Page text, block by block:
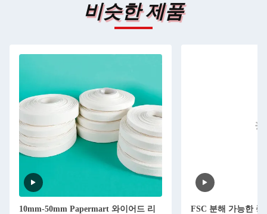
비슷한 제품
10mm-50mm Papermart 와이어드 리
FSC 분해 가능한